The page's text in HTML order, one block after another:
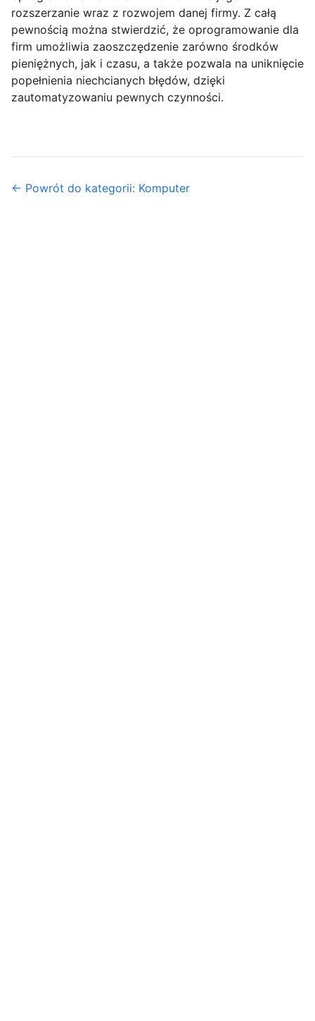
rozszerzanie wraz z rozwojem danej firmy. Z całą
pewnością można stwierdzić, że oprogramowanie dla
firm umożliwia zaoszczędzenie zarówno środków
pieniężnych, jak i czasu, a także pozwala na uniknięcie
popełnienia niechcianych błędów, dzięki
zautomatyzowaniu pewnych czynności.
← Powrót do kategorii: Komputer